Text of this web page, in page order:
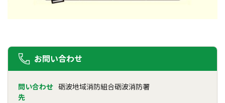
お問い合わせ
問い合わせ
先
砺波地域消防組合砺波消防署